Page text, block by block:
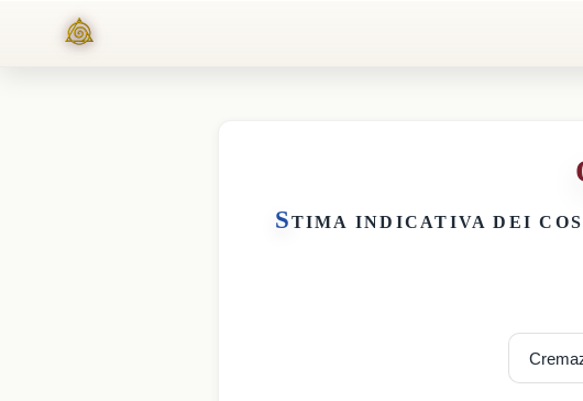
STIMA INDICATIVA DEI